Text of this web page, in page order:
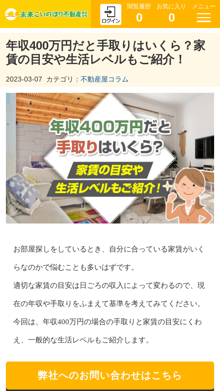
閲覧履歴
0
お気に入り
0
メニュー
年収400万円だと手取りはいくら？家
賃の目安や生活レベルもご紹介！
2023-03-07 カテゴリ： 不動産屋コラム
お部屋探しをしているとき、自分に合っている家賃がいく
らなのかで悩むことも多いはずです。
適切な家賃の目安は日ごろの収入によって変わるので、現
在の年収や手取りをふまえて基準を考えてみてください。
今回は、年収400万円の場合の手取りと家賃の目安にくわ
え、一般的な生活レベルもご紹介します。
弊社へのお問い合わせはこちら